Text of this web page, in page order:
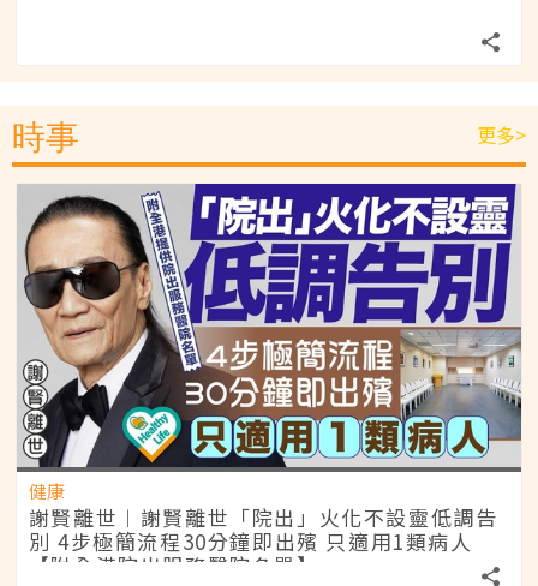
時事 更多>
健康
謝賢離世︱謝賢離世「院出」火化不設靈低調告
別 4步極簡流程30分鐘即出殯 只適用1類病人
【附全港院出服務醫院名單】